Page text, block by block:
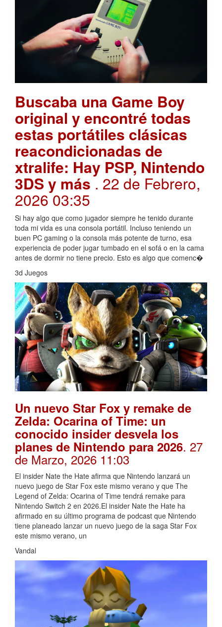
Buscaba una Game Boy
original y encontré todas
estas portátiles clásicas
reacondicionadas de
xtralife: Hay PSP, Nintendo
3DS y más. 22 de Febrero,
2026 03:35
Si hay algo que como jugador siempre he tenido durante
toda mi vida es una consola portátil. Incluso teniendo un
buen PC gaming o la consola más potente de turno, esa
experiencia de poder jugar tumbado en el sofá o en la cama
antes de dormir no tiene precio. Esto es algo que comenc�
3d Juegos
Un nuevo Star Fox y remake de
Zelda: Ocarina of Time: un
conocido insider desvela los
planes de Nintendo para 2026. 27
de Marzo, 2026 11:03
El insider Nate the Hate afirma que Nintendo lanzará un
nuevo juego de Star Fox este mismo verano y que The
Legend of Zelda: Ocarina of Time tendrá remake para
Nintendo Switch 2 en 2026.El insider Nate the Hate ha
afirmado en su último programa de podcast que Nintendo
tiene planeado lanzar un nuevo juego de la saga Star Fox
este mismo verano, un
Vandal